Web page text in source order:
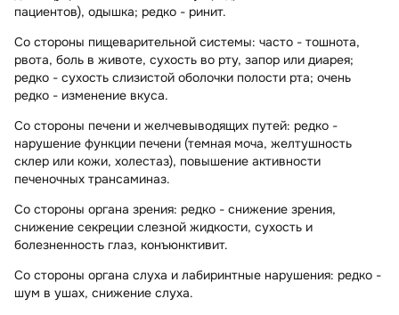
пациентов), одышка; редко - ринит.
Со стороны пищеварительной системы: часто - тошнота,
рвота, боль в животе, сухость во рту, запор или диарея;
редко - сухость слизистой оболочки полости рта; очень
редко - изменение вкуса.
Со стороны печени и желчевыводящих путей: редко -
нарушение функции печени (темная моча, желтушность
склер или кожи, холестаз), повышение активности
печеночных трансаминаз.
Со стороны органа зрения: редко - снижение зрения,
снижение секреции слезной жидкости, сухость и
болезненность глаз, конъюнктивит.
Со стороны органа слуха и лабиринтные нарушения: редко -
шум в ушах, снижение слуха.